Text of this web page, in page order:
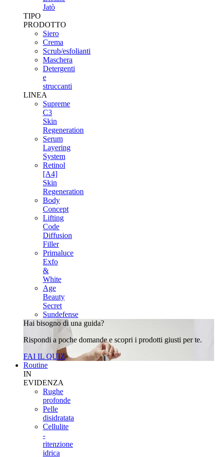
Jatò
TIPO
PRODOTTO
Siero
Crema
Scrub/esfolianti
Maschera
Detergenti
e
struccanti
LINEA
Supreme
C3
Skin
Regeneration
Serum
Layering
System
Retinol
[A4]
Skin
Regeneration
Body
Concept
Lifting
Code
Diffusion
Filler
Primaluce
Exfo
&
White
Age
Beauty
Secret
Sundefense
Hai bisogno di una guida?
Rispondi a poche domande e scopri i prodotti giusti per te.
FAI IL QUIZ
Routine
IN
EVIDENZA
Rughe
profonde
Pelle
disidratata
Cellulite
-
ritenzione
idrica